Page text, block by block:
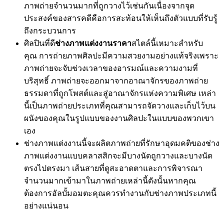
ภาพถ่ายจำนวนมากที่ถูกวางไว้เช่นกันเนื่องจากจุด
ประสงค์ของสารคดีคือการสะท้อนให้เห็นถึงตัวแบบที่รับรู้
ถึงกระบวนการ
ศิลปินที่ดีช่างภาพแต่งงานราคาสไตล์นี้เหมาะสำหรับ
คุณ การถ่ายภาพศิลปะมีความสวยงามอย่างแท้จริงเพราะ
ภาพถ่ายจะจับช่วงเวลาของอารมณ์และความงามที่
บริสุทธิ์ ภาพถ่ายจะออกมาจากอาณาจักรของภาพถ่าย
ธรรมดาที่ถูกโพสต์และสู่อาณาจักรแห่งความพิเศษ เหล่า
นี้เป็นภาพถ่ายประเภทที่คุณสามารถจัดวางและเก็บไว้บน
ผนังของคุณในรูปแบบของงานศิลปะในแบบของพวกเขา
เอง
ช่างภาพแต่งงานนี้จะผลิตภาพถ่ายที่รักษาอุดมคติของช่าง
ภาพแต่งงานแบบคลาสสิกจะมีบางนัดถูกวางและบางนัด
ตรงไปตรงมา เส้นสายที่ดูสะอาดตาและการพิจารณา
จำนวนมากเข้ามาในภาพถ่ายเหล่านี้ดังนั้นหากคุณ
ต้องการอัลบั้มอมตะคุณควรทำงานกับช่างภาพประเภทนี้
อย่างแน่นอน